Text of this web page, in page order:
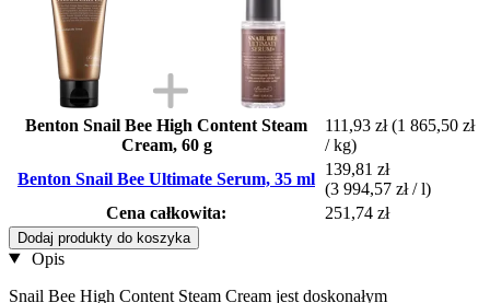
Benton Snail Bee High Content Steam
Cream, 60 g
111,93 zł (1 865,50 zł
/ kg)
Benton Snail Bee Ultimate Serum, 35 ml
139,81 zł
(3 994,57 zł / l)
Cena całkowita:
251,74 zł
Dodaj produkty do koszyka
Opis
Snail Bee High Content Steam Cream jest doskonałym